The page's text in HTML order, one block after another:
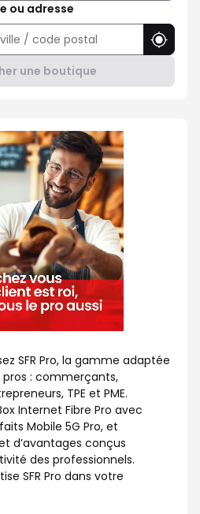
ou adresse
une boutique
SFR Pro, la gamme adaptée
pros : commerçants,
TPE et PME.
Internet Fibre Pro avec
Mobile 5G Pro, et
d’avantages conçus
des professionnels.
SFR Pro dans votre
Professionnel ? Choisissez